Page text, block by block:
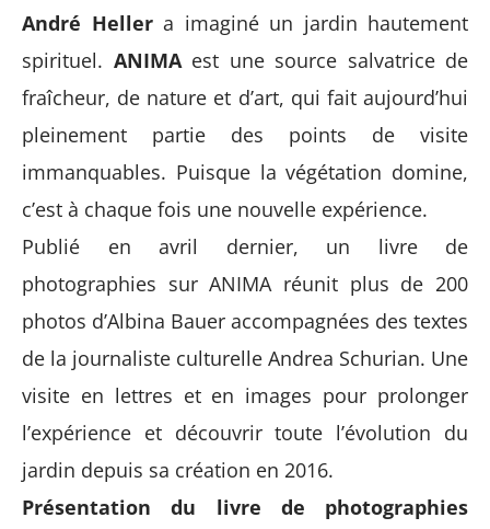
André Hellera imaginé un jardin hautement
spirituel. ANIMA est une source salvatrice de
fraîcheur, de nature et d’art, qui fait aujourd’hui
pleinement partie des points de visite
immanquables. Puisque la végétation domine,
c’est à chaque fois une nouvelle expérience.
Publié en avril dernier, un livre de
photographies sur ANIMA réunit plus de 200
photos d’Albina Bauer accompagnées des textes
de la journaliste culturelle Andrea Schurian. Une
visite en lettres et en images pour prolonger
l’expérience et découvrir toute l’évolution du
jardin depuis sa création en 2016.
Présentation du livre de photographies